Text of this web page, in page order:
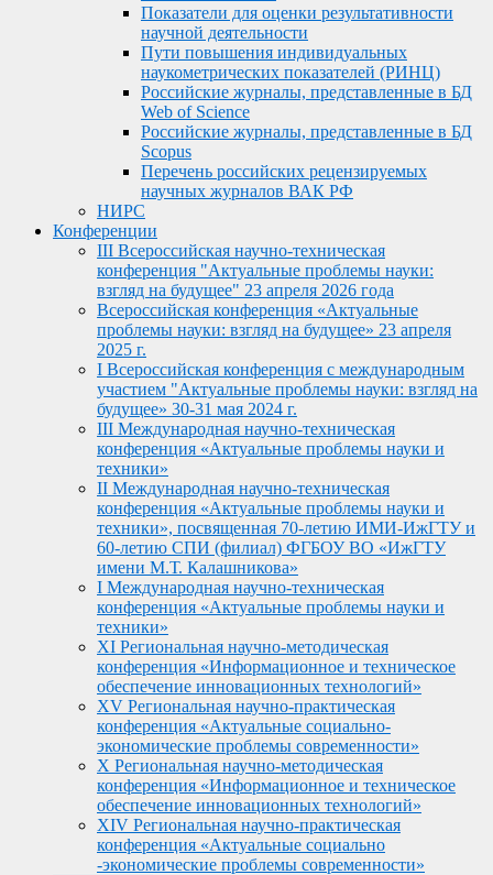
Показатели для оценки результативности
научной деятельности
Пути повышения индивидуальных
наукометрических показателей (РИНЦ)
Российские журналы, представленные в БД
Web of Science
Российские журналы, представленные в БД
Scopus
Перечень российских рецензируемых
научных журналов ВАК РФ
НИРС
Конференции
III Всероссийская научно-техническая
конференция "Актуальные проблемы науки:
взгляд на будущее" 23 апреля 2026 года
Всероссийская конференция «Актуальные
проблемы науки: взгляд на будущее» 23 апреля
2025 г.
I Всероссийская конференция с международным
участием "Актуальные проблемы науки: взгляд на
будущее» 30-31 мая 2024 г.
III Международная научно-техническая
конференция «Актуальные проблемы науки и
техники»
II Международная научно-техническая
конференция «Актуальные проблемы науки и
техники», посвященная 70-летию ИМИ-ИжГТУ и
60-летию СПИ (филиал) ФГБОУ ВО «ИжГТУ
имени М.Т. Калашникова»
I Международная научно-техническая
конференция «Актуальные проблемы науки и
техники»
XI Региональная научно-методическая
конференция «Информационное и техническое
обеспечение инновационных технологий»
XV Региональная научно-практическая
конференция «Актуальные социально-
экономические проблемы современности»
X Региональная научно-методическая
конференция «Информационное и техническое
обеспечение инновационных технологий»
XIV Региональная научно-практическая
конференция «Актуальные социально
-экономические проблемы современности»